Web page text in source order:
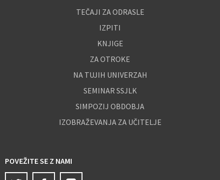
TEČAJI ZA ODRASLE
IZPITI
KNJIGE
ZA OTROKE
NA TUJIH UNIVERZAH
SEMINAR SSJLK
SIMPOZIJ OBDOBJA
IZOBRAŽEVANJA ZA UČITELJE
POVEŽITE SE Z NAMI
Twitter
Facebook